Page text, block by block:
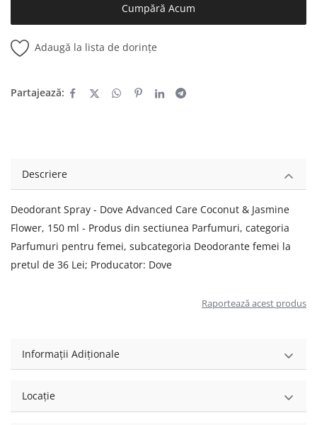
Cumpără Acum
Adaugă la lista de dorințe
Partajează:
Descriere
Deodorant Spray - Dove Advanced Care Coconut & Jasmine
Flower, 150 ml - Produs din sectiunea Parfumuri, categoria
Parfumuri pentru femei, subcategoria Deodorante femei la
pretul de 36 Lei; Producator: Dove
Raportează acest produs
Informații Adiționale
Locație